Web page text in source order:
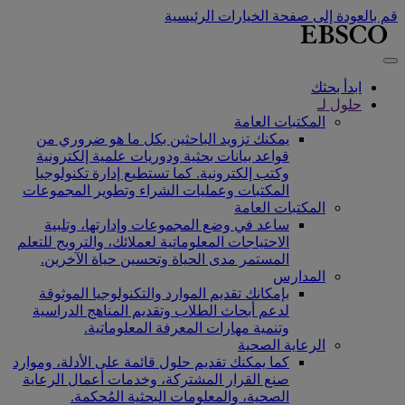
قم بالعودة إلى صفحة الخيارات الرئيسية
ابدأ بحثك
حلول لـ
المكتبات العامة
يمكنك تزويد الباحثين بكل ما هو ضروري من
قواعد بيانات بحثية ودوريات علمية إلكترونية
وكتب إلكترونية. كما تستطيع إدارة تكنولوجيا
المكتبات وعمليات الشراء وتطوير المجموعات
المكتبات العامة
ساعد في وضع المجموعات وإدارتها، وتلبية
الاحتياجات المعلوماتية لعملائك، والترويج للتعلم
المستمر مدى الحياة وتحسين حياة الآخرين.
المدارس
بإمكانك تقديم الموارد والتكنولوجيا الموثوقة
لدعم أبحاث الطلاب وتقديم المناهج الدراسية
وتنمية مهارات المعرفة المعلوماتية.
الرعاية الصحية
كما يمكنك تقديم حلول قائمة على الأدلة، وموارد
صنع القرار المشتركة، وخدمات أعمال الرعاية
الصحية، والمعلومات البحثية المُحكمة.